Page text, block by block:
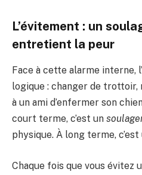
L’évitement : un
entretient la peur
Face à cette alarme interne,
logique : changer de trottoir,
à un ami d’enfermer son
court terme, c’est un
physique. À long terme,
Chaque fois que vous évitez